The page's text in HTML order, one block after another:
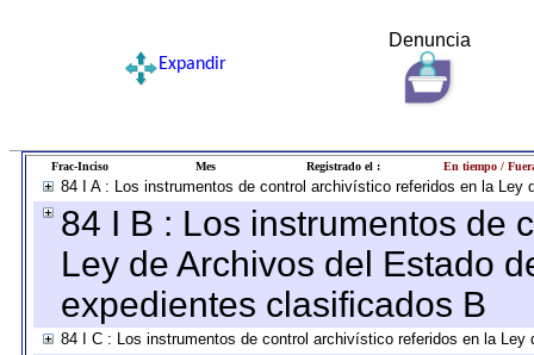
Denuncia
Expandir
Frac-Inciso Mes Registrado el : En tiempo /
84 I A : Los instrumentos de control archivístico referidos en la
84 I B : Los instrumentos de
Ley de Archivos del Estado
expedientes clasificados B
84 I C : Los instrumentos de control archivístico referidos en la